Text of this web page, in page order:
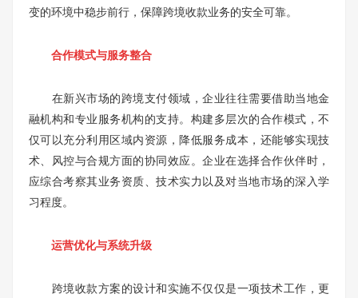
变的环境中稳步前行，保障跨境收款业务的安全可靠。
合作模式与服务整合
在新兴市场的跨境支付领域，企业往往需要借助当地金
融机构和专业服务机构的支持。构建多层次的合作模式，不
仅可以充分利用区域内资源，降低服务成本，还能够实现技
术、风控与合规方面的协同效应。企业在选择合作伙伴时，
应综合考察其业务资质、技术实力以及对当地市场的深入学
习程度。
运营优化与系统升级
跨境收款方案的设计和实施不仅仅是一项技术工作，更